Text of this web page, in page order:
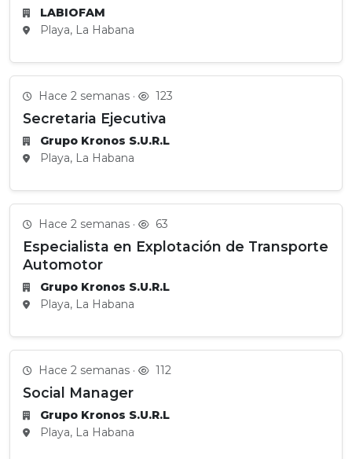
LABIOFAM
Playa, La Habana
Hace 2 semanas · 123
Secretaria Ejecutiva
Grupo Kronos S.U.R.L
Playa, La Habana
Hace 2 semanas · 63
Especialista en Explotación de Transporte
Automotor
Grupo Kronos S.U.R.L
Playa, La Habana
Hace 2 semanas · 112
Social Manager
Grupo Kronos S.U.R.L
Playa, La Habana